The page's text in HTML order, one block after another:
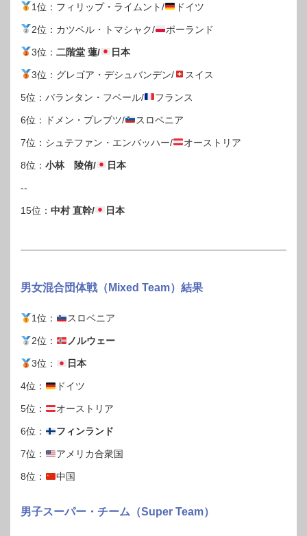
1位：フィリップ・ライムント/ ドイツ
2位：カツペル・トマシャク/ ポーランド
3位： 二階堂 蓮/ 日本
3位：グレゴア・デシュバンデン/ スイス
5位：バランタン・フベール/ フランス
6位：ドメン・プレブツ/ スロベニア
7位：シュテファン・エンバッハー/ オーストリア
8位： 小林 陵侑/ 日本
--
15位： 中村 直幹/ 日本
男女混合団体戦（Mixed Team）結果
1位： スロベニア
2位： ノルウェー
3位： 日本
4位： ドイツ
5位： オーストリア
6位： フィンランド
7位： アメリカ合衆国
8位： 中国
男子スーパー・チーム（Super Team）